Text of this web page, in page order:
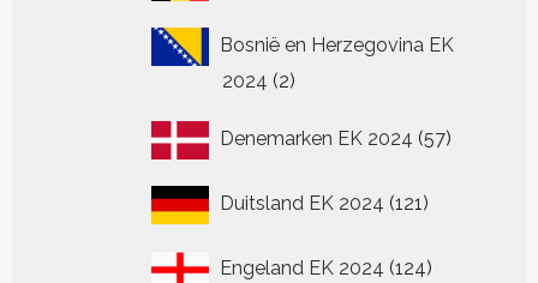
Bosnië en Herzegovina EK
2024 22
Denemarken EK 2024 5757
Duitsland EK 2024 121121
Engeland EK 2024 124124